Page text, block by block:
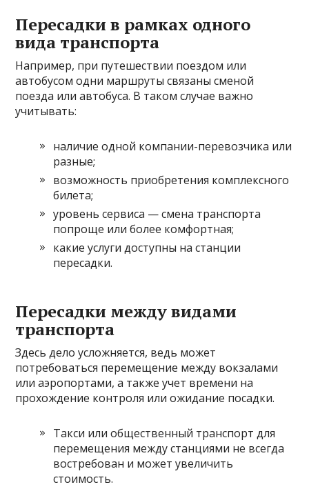
Пересадки в рамках одного
вида транспорта
Например, при путешествии поездом или
автобусом одни маршруты связаны сменой
поезда или автобуса. В таком случае важно
учитывать:
наличие одной компании-перевозчика или
разные;
возможность приобретения комплексного
билета;
уровень сервиса — смена транспорта
попроще или более комфортная;
какие услуги доступны на станции
пересадки.
Пересадки между видами
транспорта
Здесь дело усложняется, ведь может
потребоваться перемещение между вокзалами
или аэропортами, а также учет времени на
прохождение контроля или ожидание посадки.
Такси или общественный транспорт для
перемещения между станциями не всегда
востребован и может увеличить
стоимость.